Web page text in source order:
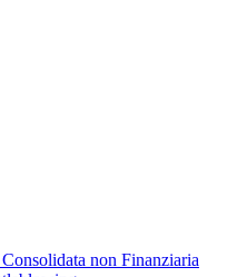
non Finanziaria